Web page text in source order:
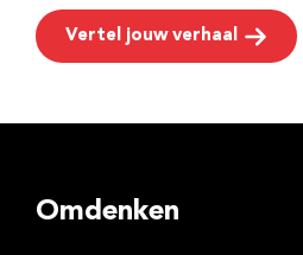
Vertel jouw verhaal
Omdenken